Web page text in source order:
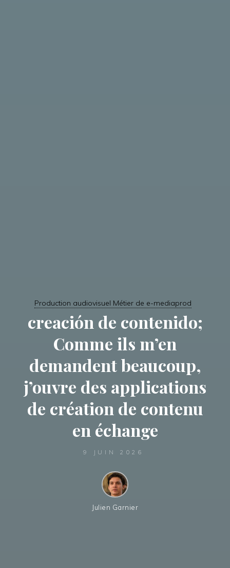
Production audiovisuel Métier de e-mediaprod
creación de contenido;
Comme ils m’en
demandent beaucoup,
j’ouvre des applications
de création de contenu
en échange
9 JUIN 2026
Julien Garnier